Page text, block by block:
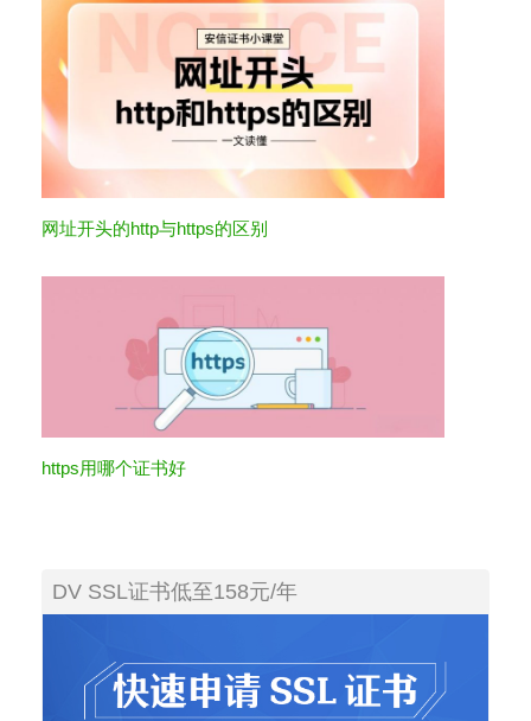
网址开头的http与https的区别
https用哪个证书好
DV SSL证书低至158元/年